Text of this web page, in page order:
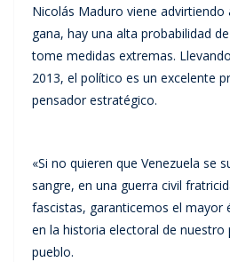
Nicolás Maduro viene advirtiendo
gana, hay una alta probabilidad
tome medidas extremas.
2013, el político es un excelente
pensador estratégico.
«Si no quieren que Venezuela se
sangre, en una guerra civil
fascistas, garanticemos el mayor
en la historia electoral de nuestro
pueblo.